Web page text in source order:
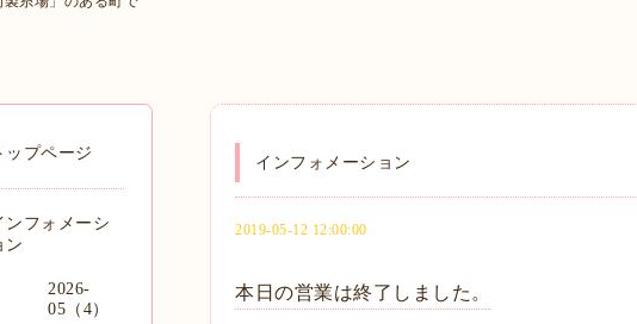
インフォメーション
2019-05-12 12:00:00
本日の営業は終了しました。
ップページ
ンフォメーシ
ン
2026-
05（4）